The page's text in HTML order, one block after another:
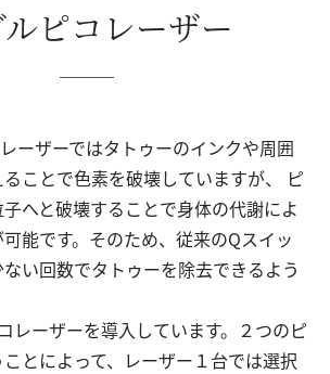
ピコレーザー
ーザーではタトゥーのインクや周囲
ことで色素を破壊していますが、 ピ
へと破壊することで身体の代謝によ
能です。そのため、従来のQスイッ
い回数でタトゥーを除去できるよう
レーザーを導入しています。２つのピ
とによって、レーザー１台では選択